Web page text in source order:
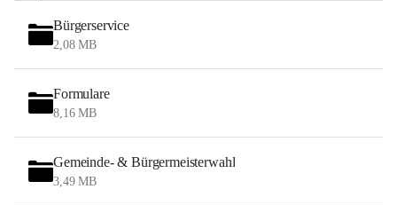
Bürgerservice
2,08 MB
Formulare
8,16 MB
Gemeinde- & Bürgermeisterwahl
3,49 MB